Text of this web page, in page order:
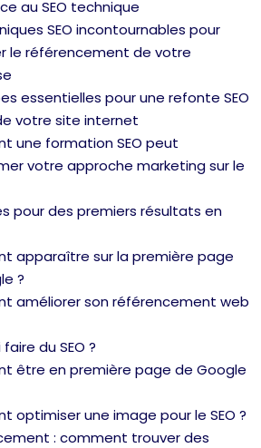
au SEO technique
SEO incontournables pour
le référencement de votre
essentielles pour une refonte SEO
votre site internet
une formation SEO peut
votre approche marketing sur le
pour des premiers résultats en
apparaître sur la première page
?
améliorer son référencement web
du SEO ?
être en première page de Google
optimiser une image pour le SEO ?
: comment trouver des